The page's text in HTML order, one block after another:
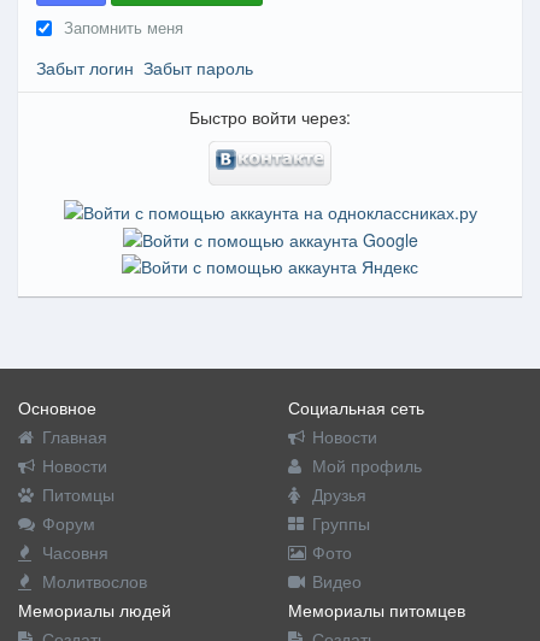
Запомнить меня
Забыт логин Забыт пароль
Быстро войти через:
Основное
Главная
Новости
Питомцы
Форум
Часовня
Молитвослов
Социальная сеть
Новости
Мой профиль
Друзья
Группы
Фото
Видео
Мемориалы людей
Мемориалы питомцев